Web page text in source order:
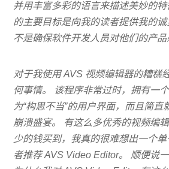
并用丰富多彩的语言来描述美妙的
的主要目标是向我的读者提供我的
不是确保软件开发人员对他们的产品
对于我使用 AVS 视频编辑器的糟糕
何事情。 该程序非常过时，拥有一
为“构思不当”的用户界面，而且简
崩溃盛宴。 有这么多优秀的视频编
少的钱买到，我真的很难想出一个
者推荐 AVS Video Editor。 顺便说